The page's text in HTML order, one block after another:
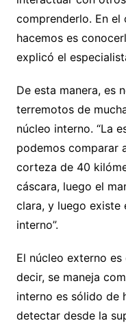
comprenderlo. En
hacemos es
explicó el
De esta manera, es
terremotos de
núcleo interno. “La
podemos comparar
corteza de 40
cáscara, luego el
clara, y luego existe
interno”.
El núcleo externo
decir, se maneja
interno es sólido de
detectar desde la